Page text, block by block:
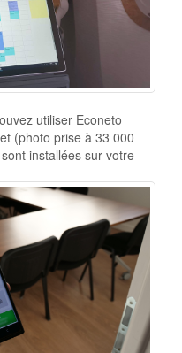
utiliser Econeto
(photo prise à 33 000
installées sur votre